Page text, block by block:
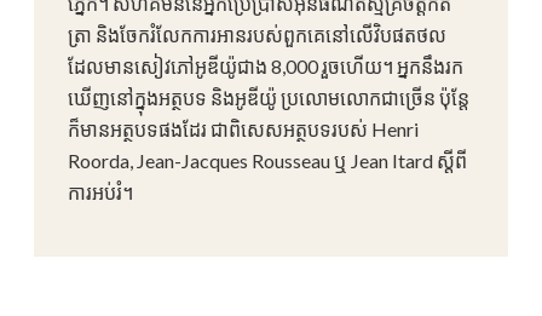
ត្រា និងចែករំលែកការអានរបស់ពួកគេនៅលើវិបផតថល
ដែលមានសៀវភៅអូឌីយ៉ូជាង 8,000 រួចហើយ។ អ្នកនឹងរក
ឃើញនៅក្នុងអត្ថបទ និងអូឌីយ៉ូ ប្រលោមលោកជាច្រើន ប៉ុន្តែ
ក៏មានអត្ថបទផងដែរ ជាពិសេសអត្ថបទរបស់ Henri
Roorda, Jean-Jacques Rousseau ឬ Jean Itard ស្តីពី
ការអប់រំ។